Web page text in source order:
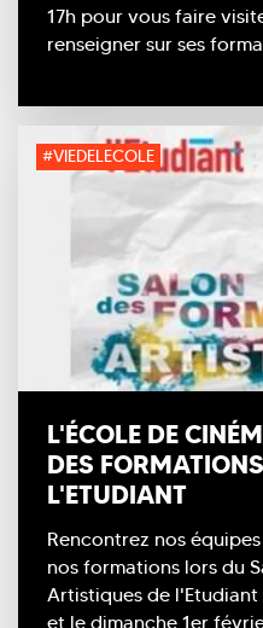
17h pour vous faire
renseigner sur ses
#VIEDELECOLE
L'ÉCOLE DE
DES
L'ETUDIANT
Rencontrez nos
nos formations lors du
Artistiques de l'Etudiant
et le dimanche 1er